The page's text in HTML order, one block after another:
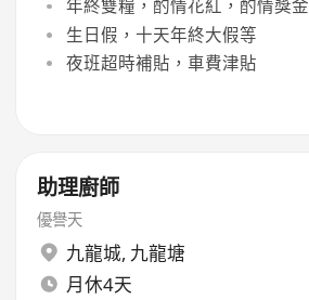
年終雙糧，酌情花紅，酌情獎金
生日假，十天年終大假等
夜班超時補貼，車費津貼
助理廚師
優譽天
九龍城, 九龍塘
月休4天